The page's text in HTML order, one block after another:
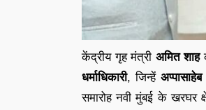
केंद्रीय गृह मंत्री अमित शाह
धर्माधिकारी, जिन्हेंअप्पासाहेब
समारोह नवी मुंबई के खरघर